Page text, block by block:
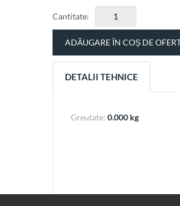
Cantitate:
DETALII TEHNICE
Greutate: 0.000 kg